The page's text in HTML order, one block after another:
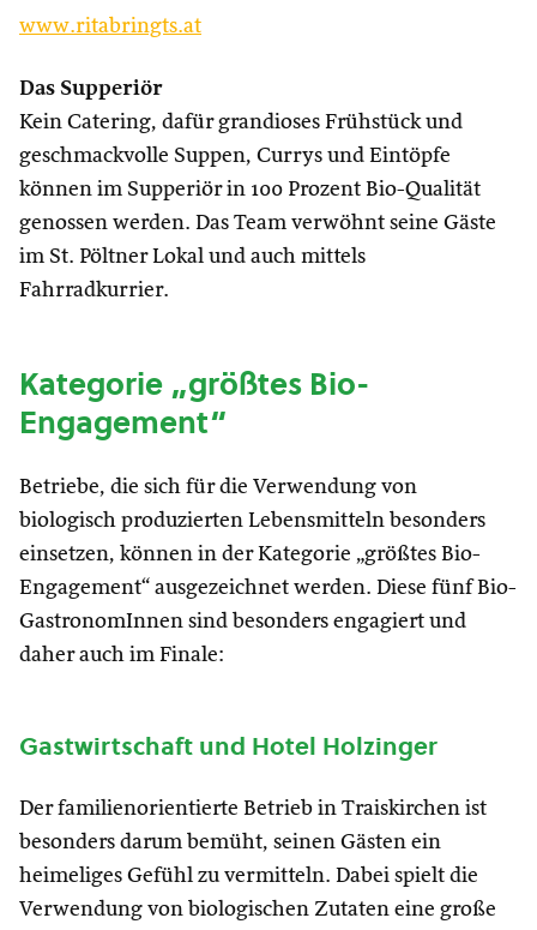
www.ritabringts.at
Das Supperiör
Kein Catering, dafür grandioses Frühstück und
geschmackvolle Suppen, Currys und Eintöpfe
können im Supperiör in 100 Prozent Bio-Qualität
genossen werden. Das Team verwöhnt seine Gäste
im St. Pöltner Lokal und auch mittels
Fahrradkurrier.
Kategorie „größtes Bio-
Engagement“
Betriebe, die sich für die Verwendung von
biologisch produzierten Lebensmitteln besonders
einsetzen, können in der Kategorie „größtes Bio-
Engagement“ ausgezeichnet werden. Diese fünf Bio-
GastronomInnen sind besonders engagiert und
daher auch im Finale:
Gastwirtschaft und Hotel Holzinger
Der familienorientierte Betrieb in Traiskirchen ist
besonders darum bemüht, seinen Gästen ein
heimeliges Gefühl zu vermitteln. Dabei spielt die
Verwendung von biologischen Zutaten eine große